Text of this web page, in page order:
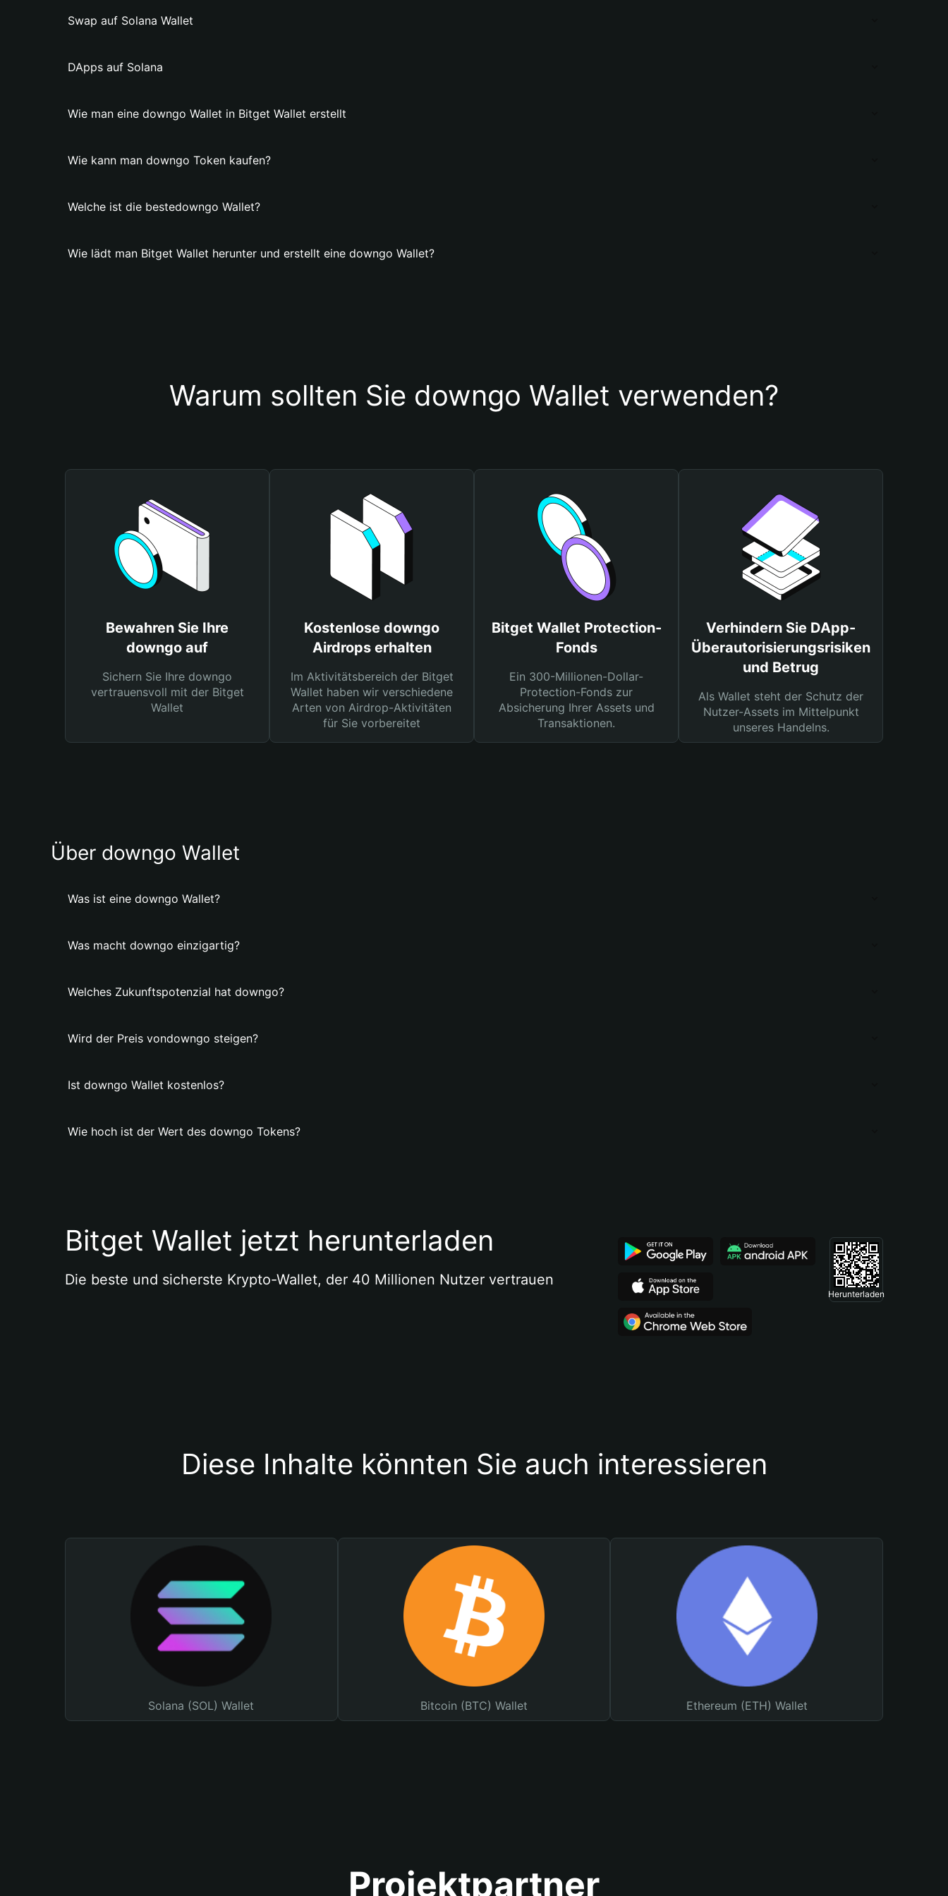
Swap auf Solana Wallet
DApps auf Solana
Wie man eine downgo Wallet in Bitget Wallet erstellt
Wie kann man downgo Token kaufen?
Welche ist die bestedowngo Wallet?
Wie lädt man Bitget Wallet herunter und erstellt eine downgo Wallet?
Warum sollten Sie downgo Wallet verwenden?
Bewahren Sie Ihre
downgo auf
Sichern Sie Ihre downgo
vertrauensvoll mit der Bitget
Wallet
Kostenlose downgo
Airdrops erhalten
Im Aktivitätsbereich der Bitget
Wallet haben wir verschiedene
Arten von Airdrop-Aktivitäten
für Sie vorbereitet
Bitget Wallet Protection-
Fonds
Ein 300-Millionen-Dollar-
Protection-Fonds zur
Absicherung Ihrer Assets und
Transaktionen.
Verhindern Sie DApp-
Überautorisierungsrisiken
und Betrug
Als Wallet steht der Schutz der
Nutzer-Assets im Mittelpunkt
unseres Handelns.
Über downgo Wallet
Was ist eine downgo Wallet?
Was macht downgo einzigartig?
Welches Zukunftspotenzial hat downgo?
Wird der Preis vondowngo steigen?
Ist downgo Wallet kostenlos?
Wie hoch ist der Wert des downgo Tokens?
Bitget Wallet jetzt herunterladen
Die beste und sicherste Krypto-Wallet, der 40 Millionen Nutzer vertrauen
Herunterladen
Diese Inhalte könnten Sie auch interessieren
Solana (SOL) Wallet Bitcoin (BTC) Wallet Ethereum (ETH) Wallet
Projektpartner